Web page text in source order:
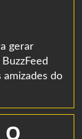
gerar
amizades do